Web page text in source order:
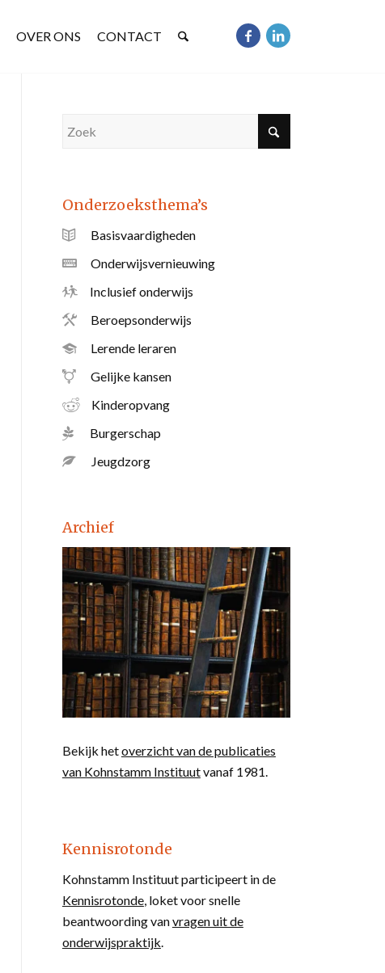
OVER ONS CONTACT
Onderzoeksthema’s
Basisvaardigheden
Onderwijsvernieuwing
Inclusief onderwijs
Beroepsonderwijs
Lerende leraren
Gelijke kansen
Kinderopvang
Burgerschap
Jeugdzorg
Archief
Bekijk hetoverzicht van de publicaties
van Kohnstamm Instituutvanaf 1981.
Kennisrotonde
Kohnstamm Instituut participeert in de
Kennisrotonde, loket voor snelle
beantwoording vanvragen uit de
onderwijspraktijk